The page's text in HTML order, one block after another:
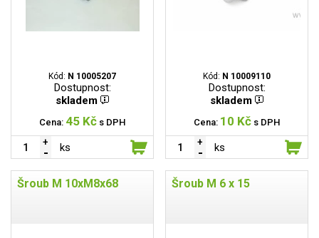
Kód: N 10005207
Dostupnost:
skladem
Cena: 45 Kč s DPH
ks
Kód: N 10009110
Dostupnost:
skladem
Cena: 10 Kč s DPH
ks
Šroub M 10xM8x68 Šroub M 6 x 15